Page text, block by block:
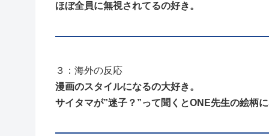
ほぼ全員に無視されてるの好き。
３：海外の反応
漫画のスタイルになるの大好き。
サイタマが”迷子？”って聞くとONE先生の絵柄